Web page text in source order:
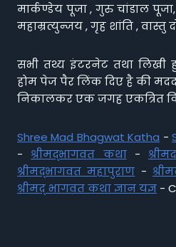
मार्कण्डेय पूजा , गुरु चांडाल
महाम्रत्युन्जय , गृह शांति , वास्तु
सभी तथ्य इंटरनेट तथा लिखी
होम पेज पैर लिंक दिए है की
निकालकर एक जगह एकत्रित
Shree Mad Bhagwat Katha -
- श्रीमद्भागवत कथा-
श्रीमद्भागवत महापुराण -
श्रीमद् भागवत कथा ज्ञान यज्ञ -